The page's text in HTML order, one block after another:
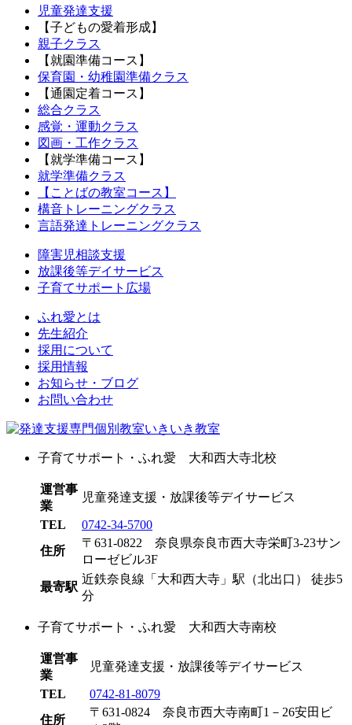
児童発達支援
【子どもの愛着形成】
親子クラス
【就園準備コース】
保育園・幼稚園準備クラス
【通園定着コース】
総合クラス
感覚・運動クラス
図画・工作クラス
【就学準備コース】
就学準備クラス
【ことばの教室コース】
構音トレーニングクラス
言語発達トレーニングクラス
障害児相談支援
放課後等デイサービス
子育てサポート広場
ふれ愛とは
先生紹介
採用について
採用情報
お知らせ・ブログ
お問い合わせ
子育てサポート・ふれ愛 大和西大寺北校
運営事
業
児童発達支援・放課後等デイサービス
TEL
0742-34-5700
住所
〒631-0822 奈良県奈良市西大寺栄町3-23サン
ローゼビル3F
最寄駅
近鉄奈良線「大和西大寺」駅（北出口） 徒歩5
分
子育てサポート・ふれ愛 大和西大寺南校
運営事
業
児童発達支援・放課後等デイサービス
TEL
0742-81-8079
住所
〒631-0824 奈良市西大寺南町1－26安田ビ